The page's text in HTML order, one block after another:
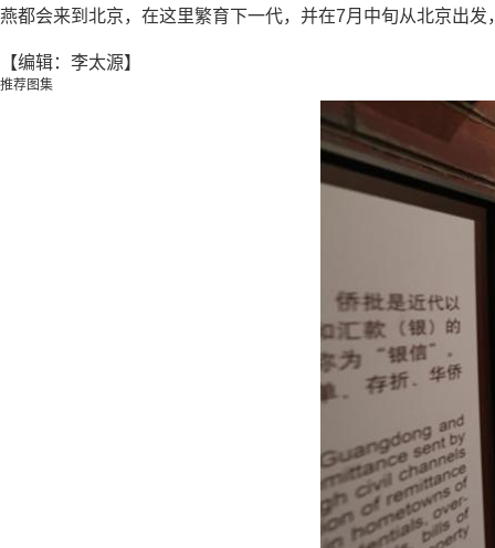
燕都会来到北京，在这里繁育下一代，并在7月中旬从北京出
【编辑：李太源】
推荐图集